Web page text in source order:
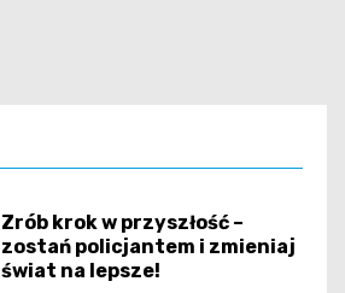
Zrób krok w przyszłość –
zostań policjantem i zmieniaj
świat na lepsze!